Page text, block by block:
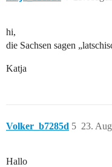
hi,
die Sachsen sagen
Katja
Volker_b7285d 23.
5
Hallo